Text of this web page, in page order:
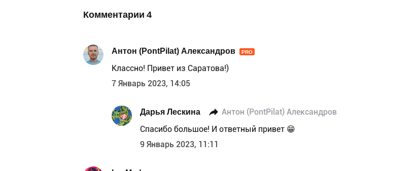
Комментарии 4
Антон (PontPilat) Александров PRO
Классно! Привет из Саратова!)
7 Январь 2023, 14:05
Дарья Лескина Антон (PontPilat) Александров
Спасибо большое! И ответный привет 😁
9 Январь 2023, 11:11